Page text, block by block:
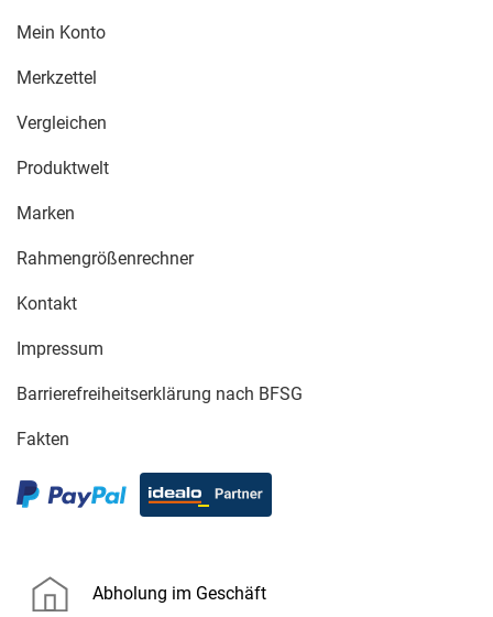
Mein Konto
Merkzettel
Vergleichen
Produktwelt
Marken
Rahmengrößenrechner
Kontakt
Impressum
Barrierefreiheitserklärung nach BFSG
Fakten
Abholung im Geschäft